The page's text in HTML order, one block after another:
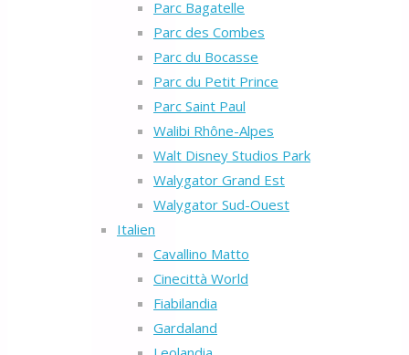
Parc Bagatelle
Parc des Combes
Parc du Bocasse
Parc du Petit Prince
Parc Saint Paul
Walibi Rhône-Alpes
Walt Disney Studios Park
Walygator Grand Est
Walygator Sud-Ouest
Italien
Cavallino Matto
Cinecittà World
Fiabilandia
Gardaland